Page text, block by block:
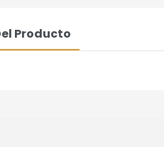
Producto